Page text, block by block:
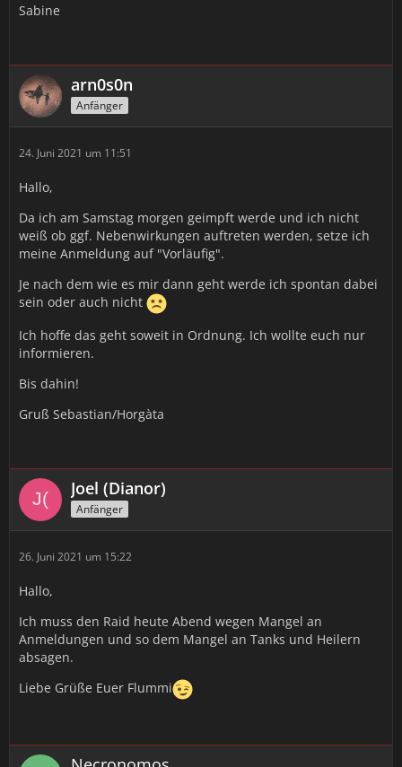
Sabine
arn0s0n
Anfänger
24. Juni 2021 um 11:51
Hallo,
Da ich am Samstag morgen geimpft werde und ich nicht
weiß ob ggf. Nebenwirkungen auftreten werden, setze ich
meine Anmeldung auf "Vorläufig".
Je nach dem wie es mir dann geht werde ich spontan dabei
sein oder auch nicht
Ich hoffe das geht soweit in Ordnung. Ich wollte euch nur
informieren.
Bis dahin!
Gruß Sebastian/Horgàta
Joel (Dianor)
Anfänger
26. Juni 2021 um 15:22
Hallo,
Ich muss den Raid heute Abend wegen Mangel an
Anmeldungen und so dem Mangel an Tanks und Heilern
absagen.
Liebe Grüße Euer Flummi